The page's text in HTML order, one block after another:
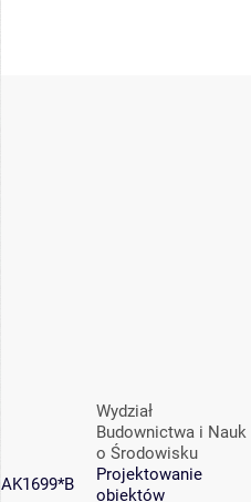
AK1699*B
Wydział
Budownictwa i Nauk
o Środowisku
Projektowanie
obiektów